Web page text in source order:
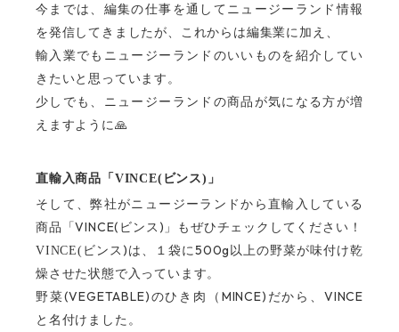
今までは、編集の仕事を通してニュージーランド情報
を発信してきましたが、
これからは編集業に加え、
輸入業でもニュージーランドのいいものを紹介してい
きたいと思っています。
少しでも、ニュージーランドの商品が気になる方が増
えますように 🙏
直輸入商品「 VINCE( ビンス) 」
そして、弊社がニュージーランドから直輸入している
商品「VINCE( ビンス ) 」もぜひチェックしてください！
VINCE( ビンス ) は、１袋に 500g 以上の野菜が味付け乾
燥させた状態で入っています。
野菜(VEGETABLE) のひき肉（ MINCE) だから、 VINCE
と名付けました。